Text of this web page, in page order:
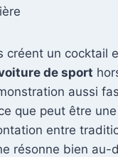
créent un cocktail
de sport
aussi
que peut être
entre
résonne bien au-